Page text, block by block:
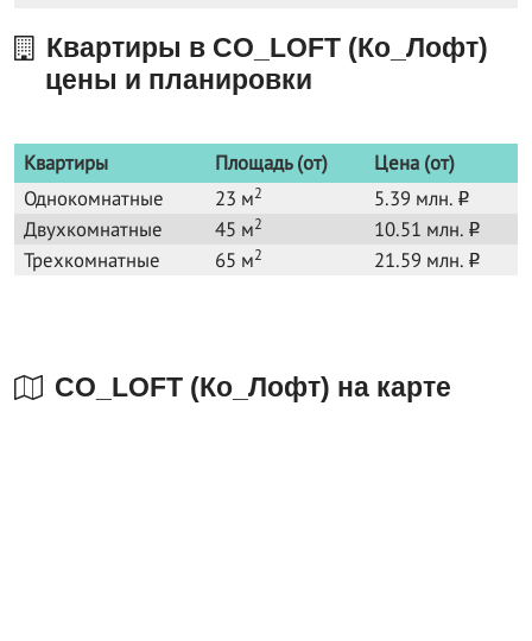
Квартиры в CO_LOFT (Ко_Лофт)
цены и планировки
Квартиры Площадь (от)
Цена (от)
Однокомнатные
23 м2 5.39 млн. o
Двухкомнатные 45 м2 10.51 млн. o
Трехкомнатные 65 м2 21.59 млн. o
CO_LOFT (Ко_Лофт) на карте